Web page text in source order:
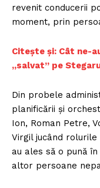
revenit conducerii
moment, prin
Citește și: Cât ne-
„salvat” pe
Din probele
planificării și
Ion, Roman Petre,
Virgil jucând
au ales să o pună
altor persoane